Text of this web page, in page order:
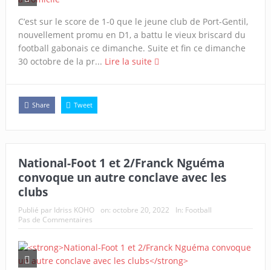
C’est sur le score de 1-0 que le jeune club de Port-Gentil,
nouvellement promu en D1, a battu le vieux briscard du
football gabonais ce dimanche. Suite et fin ce dimanche
30 octobre de la pr... Lire la suite
Share Tweet
National-Foot 1 et 2/Franck Nguéma
convoque un autre conclave avec les
clubs
Publié par Idriss KOHO on: octobre 20, 2022 In: Football
Pas de Commentaires